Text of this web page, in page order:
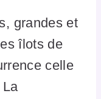
grandes et
îlots de
celle